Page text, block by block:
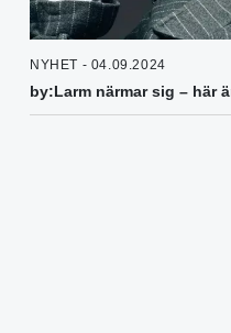
NYHET - 04.09.2024
by:Larm närmar sig – här